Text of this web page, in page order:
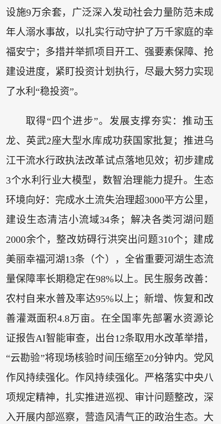
设施9万余套，广泛深入发动社会力量防范未成
年人溺水事故，以扎实行动守护了万千家庭的幸
福安宁；多措并举抓项目开工、强要素保障、抢
建设进度，紧盯投资计划执行，尽最大努力实现
了水利“稳投资”。
取得“四个进步”。发展支撑夯实：推动玉
龙、英武2座大型水库成功获国家批复；推进乌
江干流水行政执法改革试点落地见效；初步建成
3个水利行业大模型，数智治理能力提升。生态
环境向好：完成水土流失治理超3000平方公里，
建设生态清洁小流域34条；解决各类河湖问题
2000余个，整改妨碍行洪突出问题310个；建成
美丽幸福河湖13条（个），全省重要河湖生态流
量保障率长期稳定在98%以上。民生服务改善：
农村自来水普及率达95%以上；新增、恢复和改
善灌溉面积4.8万亩。在全国率先部署水资源论
证报告AI智能审查，出台12条取用水改革举措，
“云勘验”将现场核验时间压缩至20分钟内。党风
作风持续强化。作风持续强化。严格落实中央八
项规定精神，扎实推进巡视、审计问题整改，深
入开展内部巡察，营造风清气正的政治生态。大